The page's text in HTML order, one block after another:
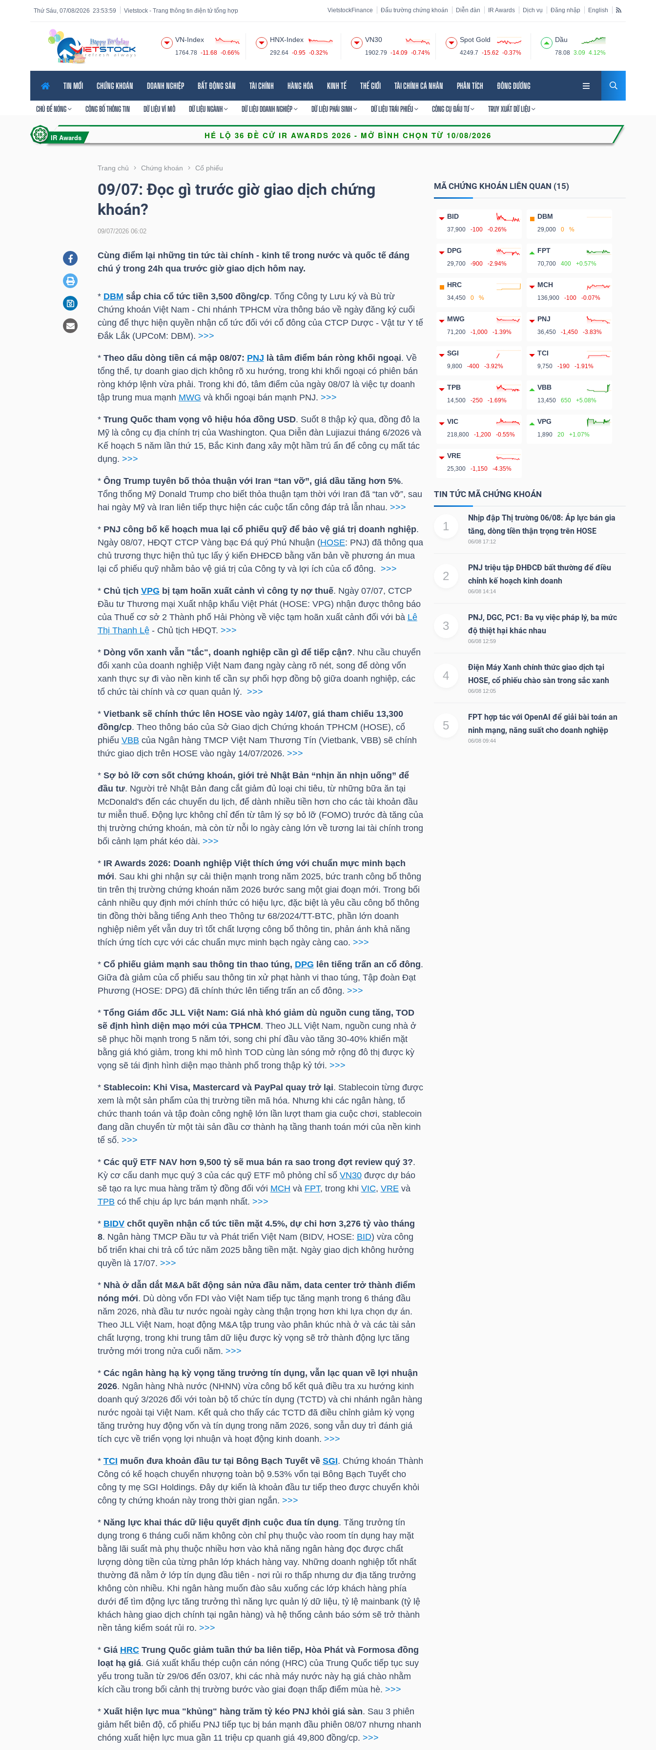
23:54:00
Thứ Sáu, 07/08/2026 Vietstock - Trang thông tin điện tử tổng hợp VietstockFinance Đấu trường chứng khoán Diễn đàn IR Awards Dịch vụ Đăng nhập English
VN-Index
1764.78 -11.68 -0.66%
HNX-Index
292.64 -0.95 -0.32%
VN30
1902.79 -14.09 -0.74%
Spot Gold
4249.7 -15.62 -0.37%
Dầu
78.08 3.09 4.12%
TIN MỚI CHỨNG KHOÁN DOANH NGHIỆP BẤT ĐỘNG SẢN TÀI CHÍNH HÀNG HÓA KINH TẾ THẾ GIỚI TÀI CHÍNH CÁ NHÂN PHÂN TÍCH ĐÔNG DƯƠNG
CHỦ ĐỀ NÓNG CÔNG BỐ THÔNG TIN DỮ LIỆU VĨ MÔ DỮ LIỆU NGÀNH DỮ LIỆU DOANH NGHIỆP DỮ LIỆU PHÁI SINH DỮ LIỆU TRÁI PHIẾU CÔNG CỤ ĐẦU TƯ TRUY XUẤT DỮ LIỆU
Trang chủ Chứng khoán Cổ phiếu
09/07: Đọc gì trước giờ giao dịch chứng
khoán?
09/07/2026 06:02
Cùng điểm lại những tin tức tài chính - kinh tế trong nước và quốc tế đáng
chú ý trong 24h qua trước giờ giao dịch hôm nay.
* DBM sắp chia cổ tức tiền 3,500 đồng/cp. Tổng Công ty Lưu ký và Bù trừ
Chứng khoán Việt Nam - Chi nhánh TPHCM vừa thông báo về ngày đăng ký cuối
cùng để thực hiện quyền nhận cổ tức đối với cổ đông của CTCP Dược - Vật tư Y tế
Đắk Lắk (UPCoM: DBM). >>>
* Theo dấu dòng tiền cá mập 08/07: PNJ là tâm điểm bán ròng khối ngoại. Về
tổng thể, tự doanh giao dịch không rõ xu hướng, trong khi khối ngoại có phiên bán
ròng khớp lệnh vừa phải. Trong khi đó, tâm điểm của ngày 08/07 là việc tự doanh
tập trung mua mạnh MWG và khối ngoại bán mạnh PNJ. >>>
* Trung Quốc tham vọng vô hiệu hóa đồng USD. Suốt 8 thập kỷ qua, đồng đô la
Mỹ là công cụ địa chính trị của Washington. Qua Diễn đàn Lujiazui tháng 6/2026 và
Kế hoạch 5 năm lần thứ 15, Bắc Kinh đang xây một hầm trú ẩn để công cụ mất tác
dụng. >>>
* Ông Trump tuyên bố thỏa thuận với Iran “tan vỡ”, giá dầu tăng hơn 5%.
Tổng thống Mỹ Donald Trump cho biết thỏa thuận tạm thời với Iran đã “tan vỡ”, sau
hai ngày Mỹ và Iran liên tiếp thực hiện các cuộc tấn công đáp trả lẫn nhau. >>>
* PNJ công bố kế hoạch mua lại cổ phiếu quỹ để bảo vệ giá trị doanh nghiệp.
Ngày 08/07, HĐQT CTCP Vàng bạc Đá quý Phú Nhuận (HOSE: PNJ) đã thông qua
chủ trương thực hiện thủ tục lấy ý kiến ĐHĐCĐ bằng văn bản về phương án mua
lại cổ phiếu quỹ nhằm bảo vệ giá trị của Công ty và lợi ích của cổ đông. >>>
* Chủ tịch VPG bị tạm hoãn xuất cảnh vì công ty nợ thuế. Ngày 07/07, CTCP
Đầu tư Thương mại Xuất nhập khẩu Việt Phát (HOSE: VPG) nhận được thông báo
của Thuế cơ sở 2 Thành phố Hải Phòng về việc tạm hoãn xuất cảnh đối với bà Lê
Thị Thanh Lệ- Chủ tịch HĐQT. >>>
* Dòng vốn xanh vẫn "tắc", doanh nghiệp cần gì để tiếp cận?. Nhu cầu chuyển
đổi xanh của doanh nghiệp Việt Nam đang ngày càng rõ nét, song để dòng vốn
xanh thực sự đi vào nền kinh tế cần sự phối hợp đồng bộ giữa doanh nghiệp, các
tổ chức tài chính và cơ quan quản lý. >>>
* Vietbank sẽ chính thức lên HOSEvào ngày 14/07, giá tham chiếu 13,300
đồng/cp. Theo thông báo của Sở Giao dịch Chứng khoán TPHCM (HOSE), cổ
phiếu VBB của Ngân hàng TMCP Việt Nam Thương Tín (Vietbank, VBB) sẽ chính
thức giao dịch trên HOSEvào ngày 14/07/2026. >>>
* Sợ bỏ lỡ cơn sốt chứng khoán, giới trẻ Nhật Bản “nhịn ăn nhịn uống” để
đầu tư. Người trẻ Nhật Bản đang cắt giảm đủ loại chi tiêu, từ những bữa ăn tại
McDonald's đến các chuyến du lịch, để dành nhiều tiền hơn cho các tài khoản đầu
tư miễn thuế. Động lực không chỉ đến từ tâm lý sợ bỏ lỡ (FOMO) trước đà tăng của
thị trường chứng khoán, mà còn từ nỗi lo ngày càng lớn về tương lai tài chính trong
bối cảnh lạm phát kéo dài. >>>
* IR Awards 2026: Doanh nghiệp Việt thích ứng với chuẩn mực minh bạch
mới. Sau khi ghi nhận sự cải thiện mạnh trong năm 2025, bức tranh công bố thông
tin trên thị trường chứng khoán năm 2026 bước sang một giai đoạn mới. Trong bối
cảnh nhiều quy định mới chính thức có hiệu lực, đặc biệt là yêu cầu công bố thông
tin đồng thời bằng tiếng Anh theo Thông tư 68/2024/TT-BTC, phần lớn doanh
nghiệp niêm yết vẫn duy trì tốt chất lượng công bố thông tin, phản ánh khả năng
thích ứng tích cực với các chuẩn mực minh bạch ngày càng cao. >>>
* Cổ phiếu giảm mạnh sau thông tin thao túng, DPG lên tiếng trấn an cổ đông.
Giữa đà giảm của cổ phiếu sau thông tin xử phạt hành vi thao túng, Tập đoàn Đạt
Phương (HOSE: DPG) đã chính thức lên tiếng trấn an cổ đông. >>>
* Tổng Giám đốc JLL Việt Nam: Giá nhà khó giảm dù nguồn cung tăng, TOD
sẽ định hình diện mạo mới của TPHCM. Theo JLL Việt Nam, nguồn cung nhà ở
sẽ phục hồi mạnh trong 5 năm tới, song chi phí đầu vào tăng 30-40% khiến mặt
bằng giá khó giảm, trong khi mô hình TOD cùng làn sóng mở rộng đô thị được kỳ
vọng sẽ tái định hình diện mạo thành phố trong thập kỷ tới. >>>
* Stablecoin: Khi Visa, Mastercard và PayPal quay trở lại. Stablecoin từng được
xem là một sản phẩm của thị trường tiền mã hóa. Nhưng khi các ngân hàng, tổ
chức thanh toán và tập đoàn công nghệ lớn lần lượt tham gia cuộc chơi, stablecoin
đang dần chuyển từ một tài sản đầu cơ thành hạ tầng thanh toán mới của nền kinh
tế số. >>>
* Các quỹ ETF NAV hơn 9,500 tỷ sẽ mua bán ra sao trong đợt review quý 3?.
Kỳ cơ cấu danh mục quý 3 của các quỹ ETF mô phỏng chỉ số VN30được dự báo
sẽ tạo ra lực mua hàng trăm tỷ đồng đối với MCH và FPT, trong khi VIC, VREvà
TPB có thể chịu áp lực bán mạnh nhất. >>>
* BIDVchốt quyền nhận cổ tức tiền mặt 4.5%, dự chi hơn 3,276 tỷ vào tháng
8. Ngân hàng TMCP Đầu tư và Phát triển Việt Nam (BIDV, HOSE: BID) vừa công
bố triển khai chi trả cổ tức năm 2025 bằng tiền mặt. Ngày giao dịch không hưởng
quyền là 17/07. >>>
* Nhà ở dẫn dắt M&A bất động sản nửa đầu năm, data center trở thành điểm
nóng mới. Dù dòng vốn FDI vào Việt Nam tiếp tục tăng mạnh trong 6 tháng đầu
năm 2026, nhà đầu tư nước ngoài ngày càng thận trọng hơn khi lựa chọn dự án.
Theo JLL Việt Nam, hoạt động M&A tập trung vào phân khúc nhà ở và các tài sản
chất lượng, trong khi trung tâm dữ liệu được kỳ vọng sẽ trở thành động lực tăng
trưởng mới trong nửa cuối năm. >>>
* Các ngân hàng hạ kỳ vọng tăng trưởng tín dụng, vẫn lạc quan về lợi nhuận
2026. Ngân hàng Nhà nước (NHNN) vừa công bố kết quả điều tra xu hướng kinh
doanh quý 3/2026 đối với toàn bộ tổ chức tín dụng (TCTD) và chi nhánh ngân hàng
nước ngoài tại Việt Nam. Kết quả cho thấy các TCTD đã điều chỉnh giảm kỳ vọng
tăng trưởng huy động vốn và tín dụng trong năm 2026, song vẫn duy trì đánh giá
tích cực về triển vọng lợi nhuận và hoạt động kinh doanh. >>>
* TCI muốn đưa khoản đầu tư tại Bông Bạch Tuyết về SGI. Chứng khoán Thành
Công có kế hoạch chuyển nhượng toàn bộ 9.53% vốn tại Bông Bạch Tuyết cho
công ty mẹ SGI Holdings. Đây dự kiến là khoản đầu tư tiếp theo được chuyển khỏi
công ty chứng khoán này trong thời gian ngắn. >>>
* Năng lực khai thác dữ liệu quyết định cuộc đua tín dụng. Tăng trưởng tín
dụng trong 6 tháng cuối năm không còn chỉ phụ thuộc vào room tín dụng hay mặt
bằng lãi suất mà phụ thuộc nhiều hơn vào khả năng ngân hàng đọc được chất
lượng dòng tiền của từng phân lớp khách hàng vay. Những doanh nghiệp tốt nhất
thường đã nằm ở lớp tín dụng đầu tiên - nơi rủi ro thấp nhưng dư địa tăng trưởng
không còn nhiều. Khi ngân hàng muốn đào sâu xuống các lớp khách hàng phía
dưới để tìm động lực tăng trưởng thì năng lực quản lý dữ liệu, tỷ lệ mainbank (tỷ lệ
khách hàng giao dịch chính tại ngân hàng) và hệ thống cảnh báo sớm sẽ trở thành
nền tảng kiểm soát rủi ro. >>>
* Giá HRCTrung Quốc giảm tuần thứ ba liên tiếp, Hòa Phát và Formosa đồng
loạt hạ giá. Giá xuất khẩu thép cuộn cán nóng (HRC) của Trung Quốc tiếp tục suy
yếu trong tuần từ 29/06 đến 03/07, khi các nhà máy nước này hạ giá chào nhằm
kích cầu trong bối cảnh thị trường bước vào giai đoạn thấp điểm mùa hè. >>>
* Xuất hiện lực mua "khủng" hàng trăm tỷ kéo PNJ khỏi giá sàn. Sau 3 phiên
giảm hết biên độ, cổ phiếu PNJ tiếp tục bị bán mạnh đầu phiên 08/07 nhưng nhanh
chóng xuất hiện lực mua gần 11 triệu cp quanh giá 49,800 đồng/cp. >>>
MÃ CHỨNG KHOÁN LIÊN QUAN (15)
BID
37,900 -100 -0.26%
DBM
29,000 0 %
DPG
29,700 -900 -2.94%
FPT
70,700 400 +0.57%
HRC
34,450 0 %
MCH
136,900 -100 -0.07%
MWG
71,200 -1,000 -1.39%
PNJ
36,450 -1,450 -3.83%
SGI
9,800 -400 -3.92%
TCI
9,750 -190 -1.91%
TPB
14,500 -250 -1.69%
VBB
13,450 650 +5.08%
VIC
218,800 -1,200 -0.55%
VPG
1,890 20 +1.07%
VRE
25,300 -1,150 -4.35%
TIN TỨC MÃ CHỨNG KHOÁN
1
Nhịp đập Thị trường 06/08: Áp lực bán gia
tăng, dòng tiền thận trọng trên HOSE
06/08 17:12
2
PNJ triệu tập ĐHĐCĐ bất thường để điều
chỉnh kế hoạch kinh doanh
06/08 14:14
3
PNJ, DGC, PC1: Ba vụ việc pháp lý, ba mức
độ thiệt hại khác nhau
06/08 12:59
4
Điện Máy Xanh chính thức giao dịch tại
HOSE, cổ phiếu chào sàn trong sắc xanh
06/08 12:05
5
FPT hợp tác với OpenAI để giải bài toán an
ninh mạng, năng suất cho doanh nghiệp
06/08 09:44
Tính năng
năng
VIETSTOCK